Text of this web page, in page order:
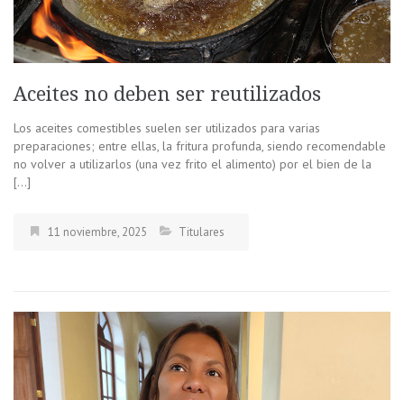
Aceites no deben ser reutilizados
Los aceites comestibles suelen ser utilizados para varias
preparaciones; entre ellas, la fritura profunda, siendo recomendable
no volver a utilizarlos (una vez frito el alimento) por el bien de la
[…]
11 noviembre, 2025 Titulares